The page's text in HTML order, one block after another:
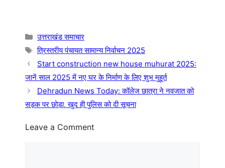
Categories
उत्तराखंड समाचार
Tags
त्रिस्तरीय पंचायत सामान्य निर्वाचन 2025
Start construction new house muhurat 2025:
जानें साल 2025 में नए घर के निर्माण के लिए शुभ मुहूर्त
Dehradun News Today: कॉलेज छात्रा ने नवजात को
सड़क पर छोड़ा, खुद ही पुलिस को दी सूचना
Leave a Comment